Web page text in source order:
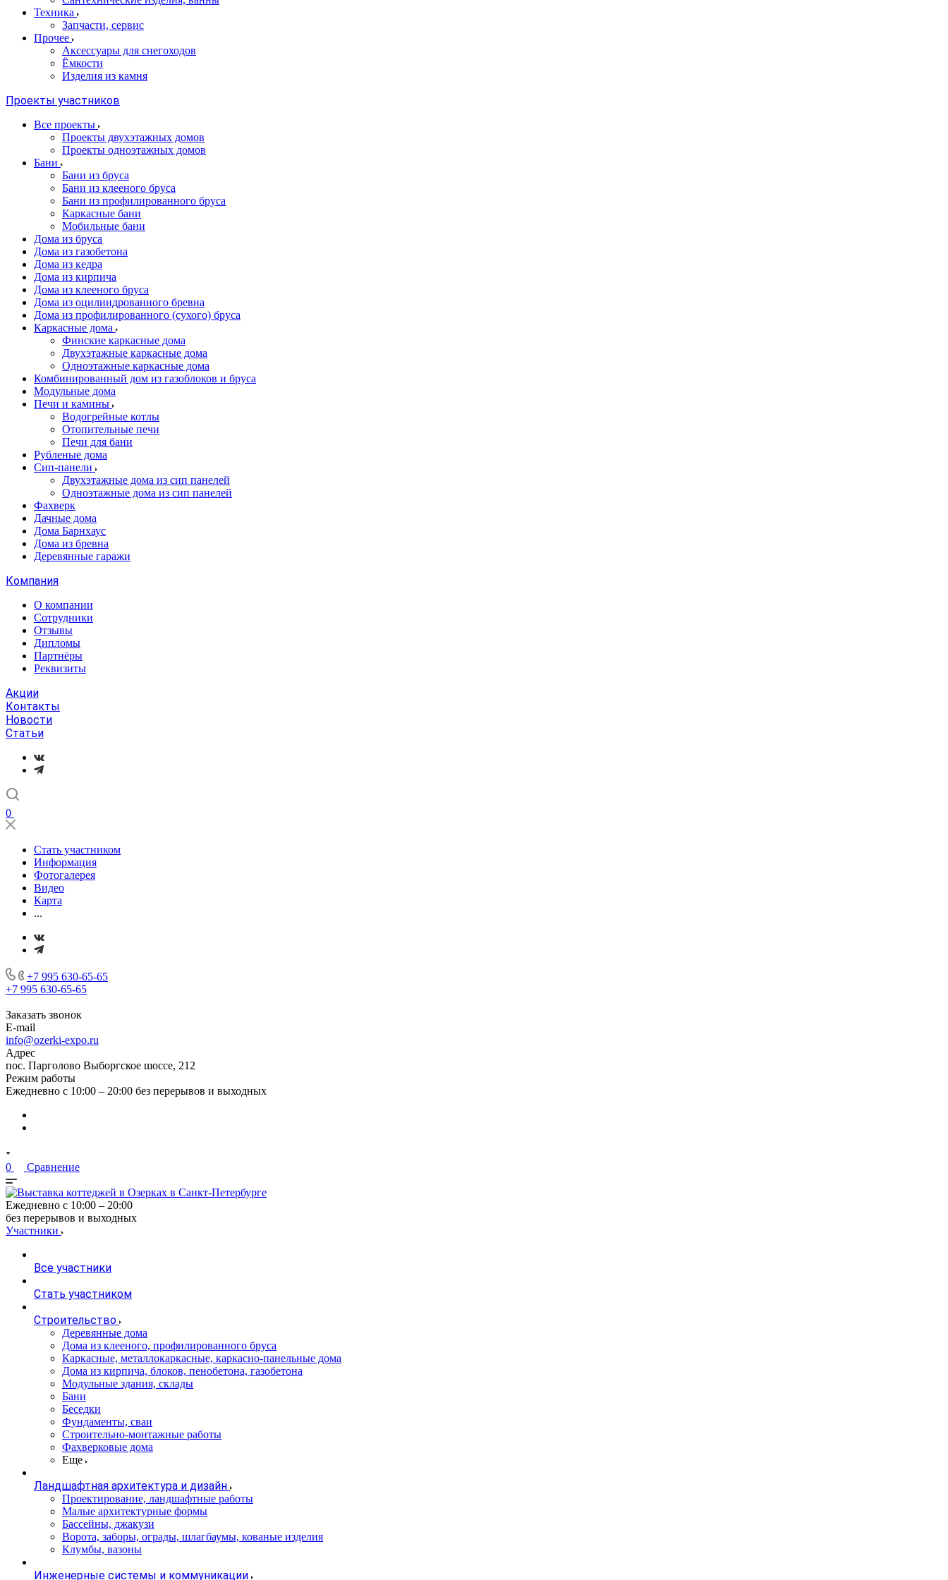
Техника
Запчасти, сервис
Прочее
Аксессуары для снегоходов
Ёмкости
Изделия из камня
Проекты участников
Все проекты
Проекты двухэтажных домов
Проекты одноэтажных домов
Бани
Бани из бруса
Бани из клееного бруса
Бани из профилированного бруса
Каркасные бани
Мобильные бани
Дома из бруса
Дома из газобетона
Дома из кедра
Дома из кирпича
Дома из клееного бруса
Дома из оцилиндрованного бревна
Дома из профилированного (сухого) бруса
Каркасные дома
Финские каркасные дома
Двухэтажные каркасные дома
Одноэтажные каркасные дома
Комбинированный дом из газоблоков и бруса
Модульные дома
Печи и камины
Водогрейные котлы
Отопительные печи
Печи для бани
Рубленые дома
Сип-панели
Двухэтажные дома из сип панелей
Одноэтажные дома из сип панелей
Фахверк
Дачные дома
Дома Барнхаус
Дома из бревна
Деревянные гаражи
Компания
О компании
Сотрудники
Отзывы
Дипломы
Партнёры
Реквизиты
Акции
Контакты
Новости
Статьи
0
Стать участником
Информация
Фотогалерея
Видео
Карта
...
+7 995 630-65-65
+7 995 630-65-65
Заказать звонок
E-mail
info@ozerki-expo.ru
Адрес
пос. Парголово Выборгское шоссе, 212
Режим работы
Ежедневно с 10:00 – 20:00 без перерывов и выходных
0 Сравнение
Ежедневно с 10:00 – 20:00
без перерывов и выходных
Участники
Все участники
Стать участником
Строительство
Деревянные дома
Дома из клееного, профилированного бруса
Каркасные, металлокаркасные, каркасно-панельные дома
Дома из кирпича, блоков, пенобетона, газобетона
Модульные здания, склады
Бани
Беседки
Фундаменты, сваи
Строительно-монтажные работы
Фахверковые дома
Еще
Ландшафтная архитектура и дизайн
Проектирование, ландшафтные работы
Малые архитектурные формы
Бассейны, джакузи
Ворота, заборы, ограды, шлагбаумы, кованые изделия
Клумбы, вазоны
Инженерные системы и коммуникации